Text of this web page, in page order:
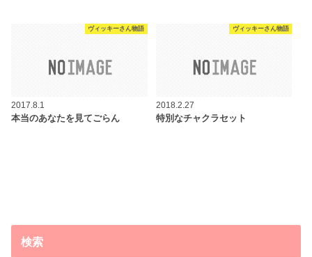
ヴィッキーさん物語
2017.8.1
本当のあなたを見てごらん
ヴィッキーさん物語
2018.2.27
特別なチャクラセット
検索